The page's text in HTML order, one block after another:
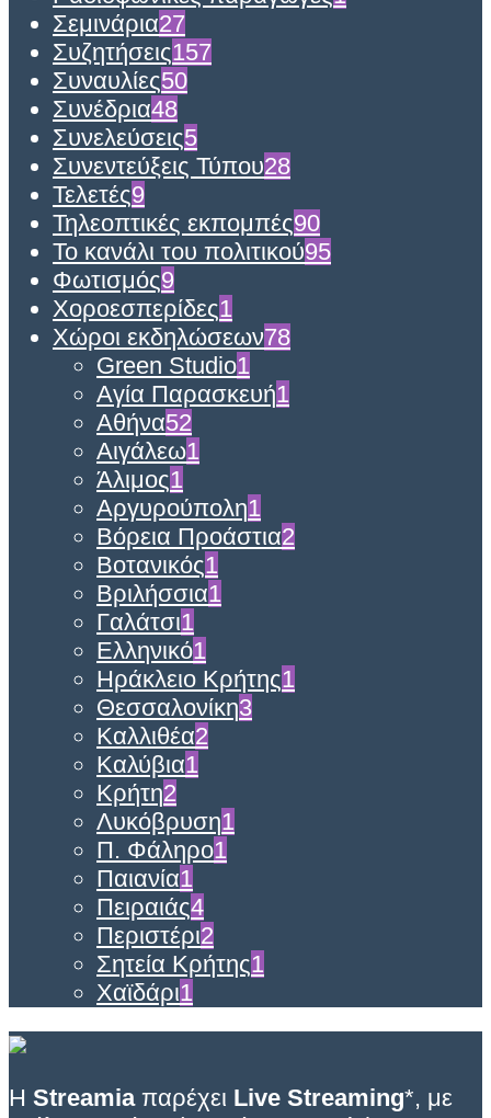
Σεμινάρια27
Συζητήσεις157
Συναυλίες50
Συνέδρια48
Συνελεύσεις5
Συνεντεύξεις Τύπου28
Τελετές9
Τηλεοπτικές εκπομπές90
Το κανάλι του πολιτικού95
Φωτισμός9
Χοροεσπερίδες1
Χώροι εκδηλώσεων78
Green Studio1
Αγία Παρασκευή1
Αθήνα52
Αιγάλεω1
Άλιμος1
Αργυρούπολη1
Βόρεια Προάστια2
Βοτανικός1
Βριλήσσια1
Γαλάτσι1
Ελληνικό1
Ηράκλειο Κρήτης1
Θεσσαλονίκη3
Καλλιθέα2
Καλύβια1
Κρήτη2
Λυκόβρυση1
Π. Φάληρο1
Παιανία1
Πειραιάς4
Περιστέρι2
Σητεία Κρήτης1
Χαϊδάρι1
Η Streamiaπαρέχει Live Streaming*, με